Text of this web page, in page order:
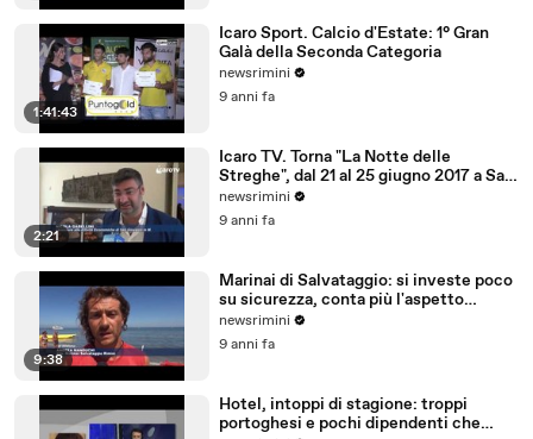
1:41:43
Icaro Sport. Calcio d'Estate: 1° Gran
Galà della Seconda Categoria
newsrimini
9 anni fa
2:21
Icaro TV. Torna "La Notte delle
Streghe", dal 21 al 25 giugno 2017 a San
Giovanni in M
newsrimini
9 anni fa
9:38
Marinai di Salvataggio: si investe poco
su sicurezza, conta più l'aspetto
economico
newsrimini
9 anni fa
Hotel, intoppi di stagione: troppi
portoghesi e pochi dipendenti che